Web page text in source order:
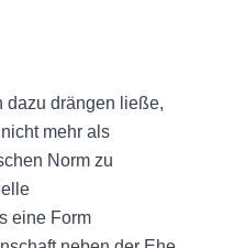
dazu drängen ließe,
mehr als
Norm zu
eine Form